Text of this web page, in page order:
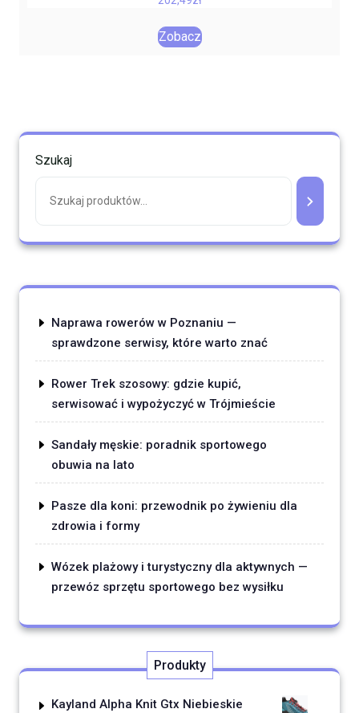
Zobacz
Szukaj
Naprawa rowerów w Poznaniu —
sprawdzone serwisy, które warto znać
Rower Trek szosowy: gdzie kupić,
serwisować i wypożyczyć w Trójmieście
Sandały męskie: poradnik sportowego
obuwia na lato
Pasze dla koni: przewodnik po żywieniu dla
zdrowia i formy
Wózek plażowy i turystyczny dla aktywnych —
przewóz sprzętu sportowego bez wysiłku
Produkty
Kayland Alpha Knit Gtx Niebieskie